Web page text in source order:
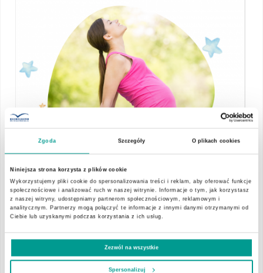
Zgoda Szczegóły O plikach cookies
Niniejsza strona korzysta z plików cookie
Wykorzystujemy pliki cookie do spersonalizowania treści i reklam, aby oferować funkcje
społecznościowe i analizować ruch w naszej witrynie. Informacje o tym, jak korzystasz
z naszej witryny, udostępniamy partnerom społecznościowym, reklamowym i
analitycznym. Partnerzy mogą połączyć te informacje z innymi danymi otrzymanymi od
Ciebie lub uzyskanymi podczas korzystania z ich usług.
Zezwól na wszystkie
Spersonalizuj
Trening mięśni Kegla
Istnieje wiele sposobów na samodzielną pracę nad swoim
ciałem, której efekty są pomocne na przykład w czasie
W naszej placówce możesz skorzystać z zajęć, podczas
których poznasz zestawy odpowiednich ćwiczeń.